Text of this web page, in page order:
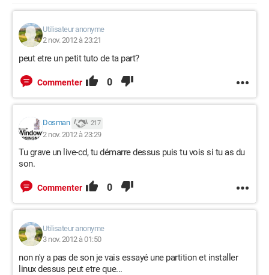
Utilisateur anonyme
2 nov. 2012 à 23:21
peut etre un petit tuto de ta part?
Commenter 0
Dosman 217
2 nov. 2012 à 23:29
Tu grave un live-cd, tu démarre dessus puis tu vois si tu as du
son.
Commenter 0
Utilisateur anonyme
3 nov. 2012 à 01:50
non n'y a pas de son je vais essayé une partition et installer
linux dessus peut etre que...